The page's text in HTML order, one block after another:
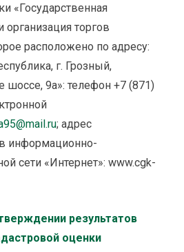
«Государственная
организация торгов
расположено по адресу:
г. Грозный,
9а»: телефон +7 (871)
; адрес
информационно­-
сети «Интернет»: www.cgk-
результатов
оценки